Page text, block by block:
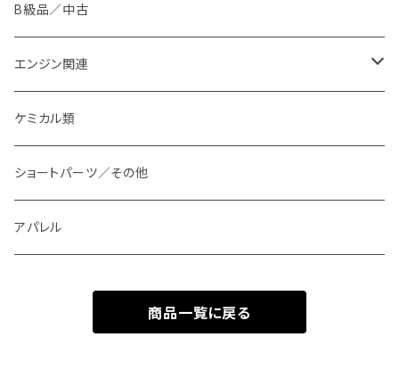
B級品／中古
エンジン関連
KT エキゾーストジョイント
ケミカル類
ショートパーツ／その他
アパレル
商品一覧に戻る